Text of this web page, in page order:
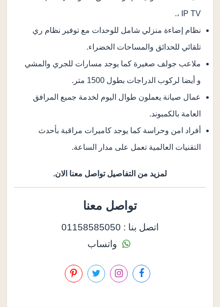
، IP TV.
نظام إضاءة منزلي شامل للوحدات مع توفير نظام ري
تلقائي للحدائق والمساحات الخضراء.
ملاعب جولف صغيرة كما يوجد مسارات للجري والمشي
و أيضا لركوب الدراجات بطول 1500 متر.
عمال صيانة يعملون طوال اليوم لخدمة جميع المرافق
العامة بالكمبوند.
أفراد امن وحراسة كما يوجد كاميرات مراقبة بأحدث
التقنيات العالمية تعمل على مدار الساعة.
لمزيد من التفاصيل تواصل معنا الان.
تواصل معنا
اتصل بنا : 01158585050
واتساب